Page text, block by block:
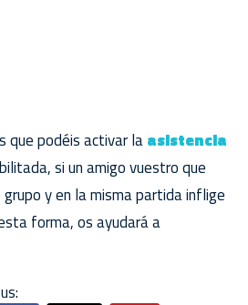
que podéis activar laasistencia
si un amigo vuestro que
y en la misma partida inflige
forma, os ayudará a